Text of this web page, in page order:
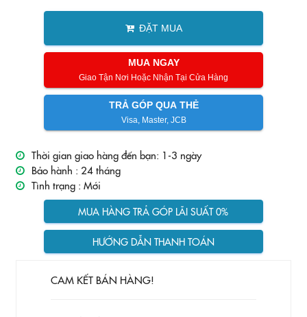
ĐẶT MUA
MUA NGAY
Giao Tận Nơi Hoặc Nhận Tại Cửa Hàng
TRẢ GÓP QUA THẺ
Visa, Master, JCB
Thời gian giao hàng đến bạn: 1-3 ngày
Bảo hành : 24 tháng
Tình trạng : Mới
MUA HÀNG TRẢ GÓP LÃI SUẤT 0%
HƯỚNG DẪN THANH TOÁN
CAM KẾT BÁN HÀNG!